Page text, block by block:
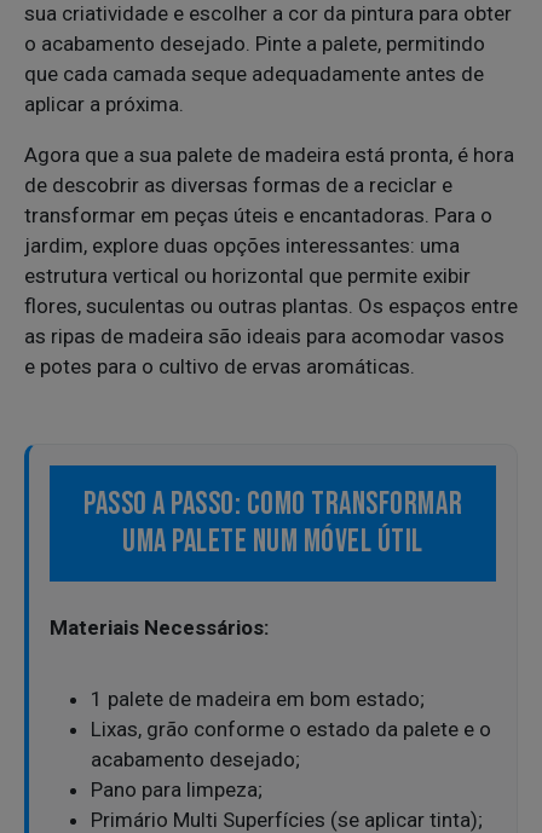
sua criatividade e escolher a cor da pintura para obter
o acabamento desejado. Pinte a palete, permitindo
que cada camada seque adequadamente antes de
aplicar a próxima.
Agora que a sua palete de madeira está pronta, é hora
de descobrir as diversas formas de a reciclar e
transformar em peças úteis e encantadoras. Para o
jardim, explore duas opções interessantes: uma
estrutura vertical ou horizontal que permite exibir
flores, suculentas ou outras plantas. Os espaços entre
as ripas de madeira são ideais para acomodar vasos
e potes para o cultivo de ervas aromáticas.
PASSO A PASSO: COMO TRANSFORMAR
UMA PALETE NUM MÓVEL ÚTIL
Materiais Necessários:
1 palete de madeira em bom estado;
Lixas, grão conforme o estado da palete e o
acabamento desejado;
Pano para limpeza;
Primário Multi Superfícies (se aplicar tinta);